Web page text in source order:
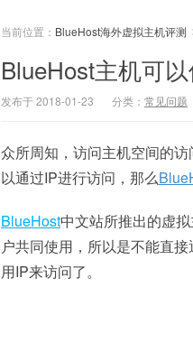
当前位置： BlueHost海外虚拟主机评测
BlueHost主机可
发布于 2018-01-23 分类： 常见问题
众所周知，访问主机空间的
以通过IP进行访问，那么
BlueHost中文站所推出的虚
户共同使用，所以是不能直
用IP来访问了。